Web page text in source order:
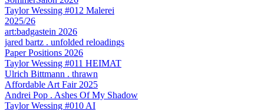
Taylor Wessing #012 Malerei
2025/26
art:badgastein 2026
jared bartz . unfolded reloadings
Paper Positions 2026
Taylor Wessing #011 HEIMAT
Ulrich Bittmann . thrawn
Affordable Art Fair 2025
Andrei Pop . Ashes Of My Shadow
Taylor Wessing #010 AI